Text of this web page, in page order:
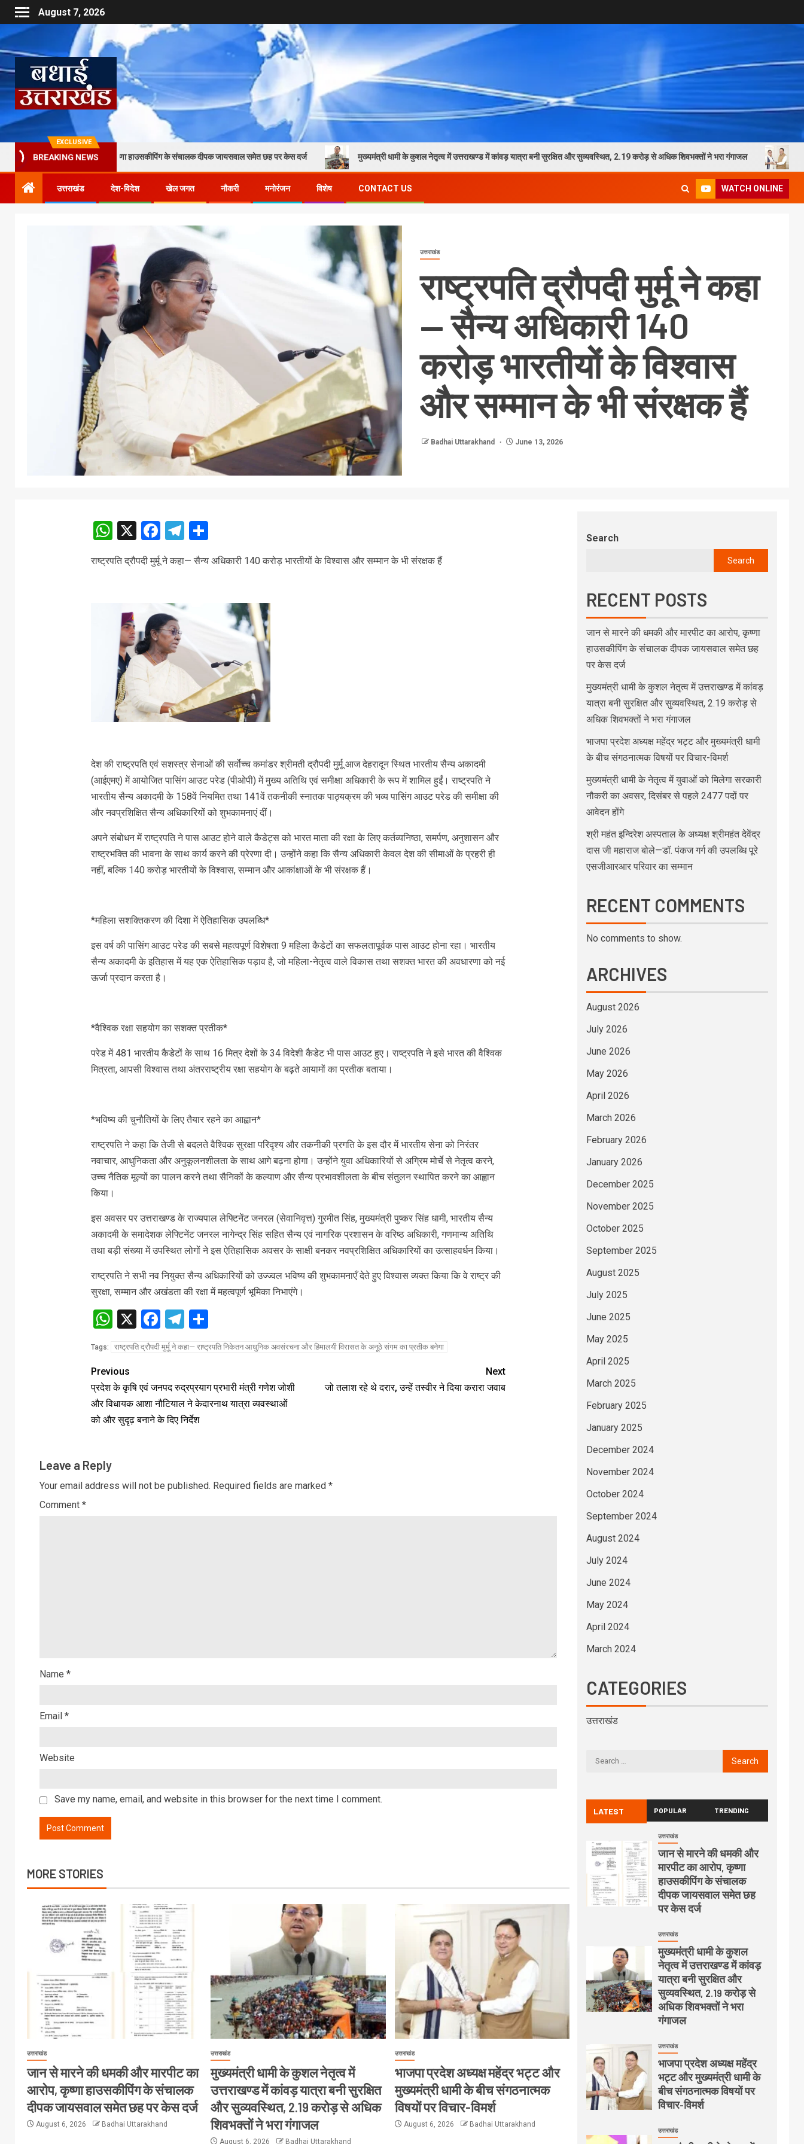
August 7, 2026
EXCLUSIVE
BREAKING NEWS
मारपीट का आरोप, कृष्णा हाउसकीपिंग के संचालक दीपक जायसवाल समेत छह पर केस दर्ज मुख्यमंत्री धामी के कुशल नेतृत्व में उत्तराखण्ड में कांवड़ यात्रा बनी सुरक्षित और सुव्यवस्थित, 2.19 करोड़ से अधिक शिवभक्तों ने भरा गंगाजल भाजपा प्रदेश
उत्तराखंड देश-विदेश खेल जगत नौकरी मनोरंजन विशेष CONTACT US WATCH ONLINE
उत्तराखंड
राष्ट्रपति द्रौपदी मुर्मू ने कहा
— सैन्य अधिकारी 140
करोड़ भारतीयों के विश्वास
और सम्मान के भी संरक्षक हैं
Badhai Uttarakhand June 13, 2026
WhatsApp
X Facebook
Telegram
Share
राष्ट्रपति द्रौपदी मुर्मू ने कहा— सैन्य अधिकारी 140 करोड़ भारतीयों के विश्वास और सम्मान के भी संरक्षक हैं
देश की राष्ट्रपति एवं सशस्त्र सेनाओं की सर्वोच्च कमांडर श्रीमती द्रौपदी मुर्मू आज देहरादून स्थित भारतीय सैन्य अकादमी
(आईएमए) में आयोजित पासिंग आउट परेड (पीओपी) में मुख्य अतिथि एवं समीक्षा अधिकारी के रूप में शामिल हुईं। राष्ट्रपति ने
भारतीय सैन्य अकादमी के 158वें नियमित तथा 141वें तकनीकी स्नातक पाठ्यक्रम की भव्य पासिंग आउट परेड की समीक्षा की
और नवप्रशिक्षित सैन्य अधिकारियों को शुभकामनाएं दीं।
अपने संबोधन में राष्ट्रपति ने पास आउट होने वाले कैडेट्स को भारत माता की रक्षा के लिए कर्तव्यनिष्ठा, समर्पण, अनुशासन और
राष्ट्रभक्ति की भावना के साथ कार्य करने की प्रेरणा दी। उन्होंने कहा कि सैन्य अधिकारी केवल देश की सीमाओं के प्रहरी ही
नहीं, बल्कि 140 करोड़ भारतीयों के विश्वास, सम्मान और आकांक्षाओं के भी संरक्षक हैं।
*महिला सशक्तिकरण की दिशा में ऐतिहासिक उपलब्धि*
इस वर्ष की पासिंग आउट परेड की सबसे महत्वपूर्ण विशेषता 9 महिला कैडेटों का सफलतापूर्वक पास आउट होना रहा। भारतीय
सैन्य अकादमी के इतिहास में यह एक ऐतिहासिक पड़ाव है, जो महिला-नेतृत्व वाले विकास तथा सशक्त भारत की अवधारणा को नई
ऊर्जा प्रदान करता है।
*वैश्विक रक्षा सहयोग का सशक्त प्रतीक*
परेड में 481 भारतीय कैडेटों के साथ 16 मित्र देशों के 34 विदेशी कैडेट भी पास आउट हुए। राष्ट्रपति ने इसे भारत की वैश्विक
मित्रता, आपसी विश्वास तथा अंतरराष्ट्रीय रक्षा सहयोग के बढ़ते आयामों का प्रतीक बताया।
*भविष्य की चुनौतियों के लिए तैयार रहने का आह्वान*
राष्ट्रपति ने कहा कि तेजी से बदलते वैश्विक सुरक्षा परिदृश्य और तकनीकी प्रगति के इस दौर में भारतीय सेना को निरंतर
नवाचार, आधुनिकता और अनुकूलनशीलता के साथ आगे बढ़ना होगा। उन्होंने युवा अधिकारियों से अग्रिम मोर्चे से नेतृत्व करने,
उच्च नैतिक मूल्यों का पालन करने तथा सैनिकों के कल्याण और सैन्य प्रभावशीलता के बीच संतुलन स्थापित करने का आह्वान
किया।
इस अवसर पर उत्तराखण्ड के राज्यपाल लेफ्टिनेंट जनरल (सेवानिवृत्त) गुरमीत सिंह, मुख्यमंत्री पुष्कर सिंह धामी, भारतीय सैन्य
अकादमी के समादेशक लेफ्टिनेंट जनरल नागेन्द्र सिंह सहित सैन्य एवं नागरिक प्रशासन के वरिष्ठ अधिकारी, गणमान्य अतिथि
तथा बड़ी संख्या में उपस्थित लोगों ने इस ऐतिहासिक अवसर के साक्षी बनकर नवप्रशिक्षित अधिकारियों का उत्साहवर्धन किया।
राष्ट्रपति ने सभी नव नियुक्त सैन्य अधिकारियों को उज्ज्वल भविष्य की शुभकामनाएँ देते हुए विश्वास व्यक्त किया कि वे राष्ट्र की
सुरक्षा, सम्मान और अखंडता की रक्षा में महत्वपूर्ण भूमिका निभाएंगे।
WhatsApp
X Facebook
Telegram
Tags: राष्ट्रपति द्रौपदी मुर्मू ने कहा— राष्ट्रपति निकेतन आधुनिक अवसंरचना और हिमालयी विरासत के अनूठे संगम का प्रतीक बनेगा
Previous
प्रदेश के कृषि एवं जनपद रुद्रप्रयाग प्रभारी मंत्री गणेश जोशी
और विधायक आशा नौटियाल ने केदारनाथ यात्रा व्यवस्थाओं
को और सुदृढ़ बनाने के दिए निर्देश
Next
जो तलाश रहे थे दरार, उन्हें तस्वीर ने दिया करारा जवाब
Leave a Reply
Your email address will not be published. Required fields are marked *
Comment *
Name *
Email *
Website
Save my name, email, and website in this browser for the next time I comment.
MORE STORIES
उत्तराखंड
जान से मारने की धमकी और मारपीट का
आरोप, कृष्णा हाउसकीपिंग के संचालक
दीपक जायसवाल समेत छह पर केस दर्ज
August 6, 2026 Badhai Uttarakhand
उत्तराखंड
मुख्यमंत्री धामी के कुशल नेतृत्व में
उत्तराखण्ड में कांवड़ यात्रा बनी सुरक्षित
और सुव्यवस्थित, 2.19 करोड़ से अधिक
शिवभक्तों ने भरा गंगाजल
August 6, 2026 Badhai Uttarakhand
उत्तराखंड
भाजपा प्रदेश अध्यक्ष महेंद्र भट्ट और
मुख्यमंत्री धामी के बीच संगठनात्मक
विषयों पर विचार-विमर्श
August 6, 2026 Badhai Uttarakhand
Search
Search
RECENT POSTS
जान से मारने की धमकी और मारपीट का आरोप, कृष्णा
हाउसकीपिंग के संचालक दीपक जायसवाल समेत छह
पर केस दर्ज
मुख्यमंत्री धामी के कुशल नेतृत्व में उत्तराखण्ड में कांवड़
यात्रा बनी सुरक्षित और सुव्यवस्थित, 2.19 करोड़ से
अधिक शिवभक्तों ने भरा गंगाजल
भाजपा प्रदेश अध्यक्ष महेंद्र भट्ट और मुख्यमंत्री धामी
के बीच संगठनात्मक विषयों पर विचार-विमर्श
मुख्यमंत्री धामी के नेतृत्व में युवाओं को मिलेगा सरकारी
नौकरी का अवसर, दिसंबर से पहले 2477 पदों पर
आवेदन होंगे
श्री महंत इन्दिरेश अस्पताल के अध्यक्ष श्रीमहंत देवेंद्र
दास जी महाराज बोले—डॉ. पंकज गर्ग की उपलब्धि पूरे
एसजीआरआर परिवार का सम्मान
RECENT COMMENTS
No comments to show.
ARCHIVES
August 2026
July 2026
June 2026
May 2026
April 2026
March 2026
February 2026
January 2026
December 2025
November 2025
October 2025
September 2025
August 2025
July 2025
June 2025
May 2025
April 2025
March 2025
February 2025
January 2025
December 2024
November 2024
October 2024
September 2024
August 2024
July 2024
June 2024
May 2024
April 2024
March 2024
CATEGORIES
उत्तराखंड
LATEST POPULAR TRENDING
उत्तराखंड
जान से मारने की धमकी और
मारपीट का आरोप, कृष्णा
हाउसकीपिंग के संचालक
दीपक जायसवाल समेत छह
पर केस दर्ज
उत्तराखंड
मुख्यमंत्री धामी के कुशल
नेतृत्व में उत्तराखण्ड में कांवड़
यात्रा बनी सुरक्षित और
सुव्यवस्थित, 2.19 करोड़ से
अधिक शिवभक्तों ने भरा
गंगाजल
उत्तराखंड
भाजपा प्रदेश अध्यक्ष महेंद्र
भट्ट और मुख्यमंत्री धामी के
बीच संगठनात्मक विषयों पर
विचार-विमर्श
उत्तराखंड